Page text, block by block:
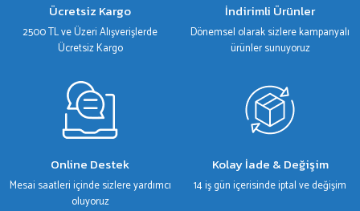
Ürün fiyatı diğer sitelerden daha pahalı.
Bu ürüne benzer farklı alternatifler olmalı.
Ücretsiz Kargo
2500 TL ve Üzeri Alışverişlerde
Ücretsiz Kargo
İndirimli Ürünler
Dönemsel olarak sizlere kampanyalı
ürünler sunuyoruz
Online Destek
Mesai saatleri içinde sizlere yardımcı
oluyoruz
Kolay İade & Değişim
14 iş gün içerisinde iptal ve değişim